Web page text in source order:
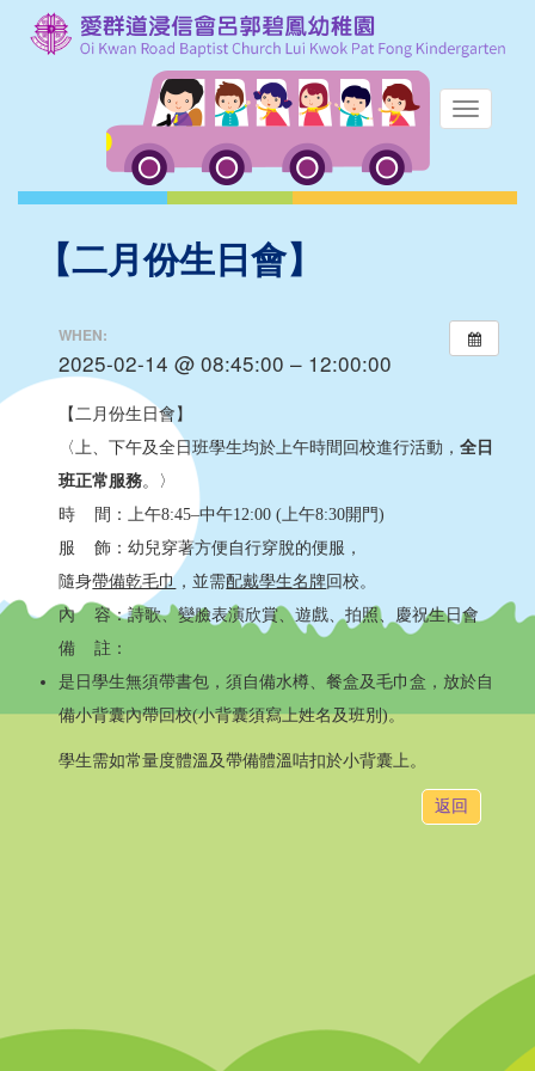
【二月份生日會】
WHEN:
2025-02-14 @ 08:45:00 – 12:00:00
【二月份生日會】
〈上、下午及全日班學生均於上午時間回校進行活動，全日
班正常服務。〉
時 間：上午8:45–中午12:00 (上午8:30開門)
服 飾：幼兒穿著方便自行穿脫的便服，
隨身帶備乾毛巾 ，並需配戴學生名牌回校。
內 容：詩歌、變臉表演欣賞、遊戲、拍照、慶祝生日會
備 註：
是日學生無須帶書包，須自備水樽、餐盒及毛巾盒，放於自
備小背囊內帶回校(小背囊須寫上姓名及班別)。
學生需如常量度體溫及帶備體溫咭扣於小背囊上。
返回